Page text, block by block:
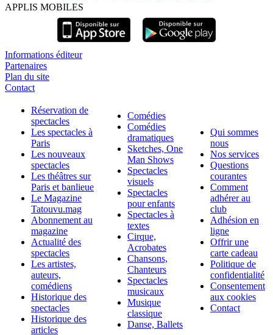
APPLIS MOBILES
Informations éditeur
Partenaires
Plan du site
Contact
Réservation de
spectacles
Les spectacles à
Paris
Les nouveaux
spectacles
Les théâtres sur
Paris et banlieue
Le Magazine
Tatouvu.mag
Abonnement au
magazine
Actualité des
spectacles
Les artistes,
auteurs,
comédiens
Historique des
spectacles
Historique des
articles
Comédies
Comédies
dramatiques
Sketches, One
Man Shows
Spectacles
visuels
Spectacles
pour enfants
Spectacles à
textes
Cirque,
Acrobates
Chansons,
Chanteurs
Spectacles
musicaux
Musique
classique
Danse, Ballets
Qui sommes
nous
Nos services
Questions
courantes
Comment
adhérer au
club
Adhésion en
ligne
Offrir une
carte cadeau
Politique de
confidentialité
Consentement
aux cookies
Contact